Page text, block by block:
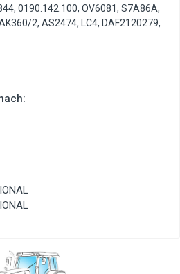
, 0190.142.100, OV6081, S7A86A,
2, AS2474, LC4, DAF2120279,